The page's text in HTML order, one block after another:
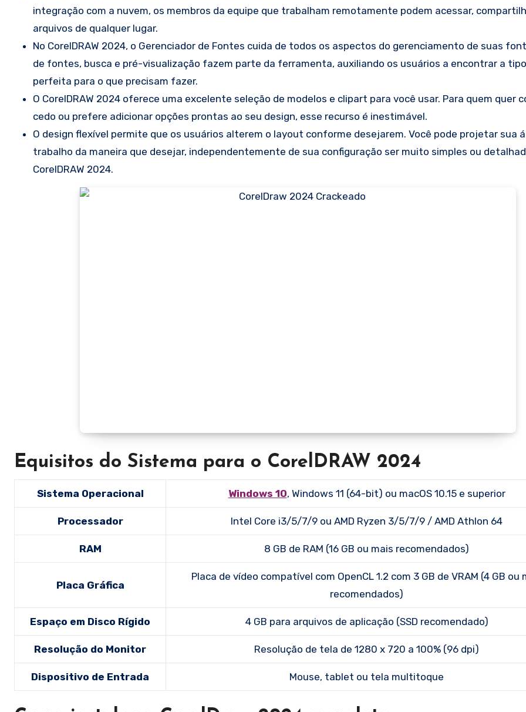
integração com a nuvem, os membros da equipe que trabalham remotamente podem acessar,
arquivos de qualquer lugar.
No CorelDRAW 2024, o Gerenciador de Fontes cuida de todos os aspectos do gerenciamento de suas
de fontes, busca e pré-visualização fazem parte da ferramenta, auxiliando os usuários a encontrar a
perfeita para o que precisam fazer.
O CorelDRAW 2024 oferece uma excelente seleção de modelos e clipart para você usar. Para quem quer
cedo ou prefere adicionar opções prontas ao seu design, esse recurso é inestimável.
O design flexível permite que os usuários alterem o layout conforme desejarem. Você pode projetar sua
trabalho da maneira que desejar, independentemente de sua configuração ser muito simples ou
CorelDRAW 2024.
Equisitos do Sistema para o CorelDRAW 2024
Sistema Operacional Windows 10, Windows 11 (64-bit) ou macOS 10.15 e superior
Processador Intel Core i3/5/7/9 ou AMD Ryzen 3/5/7/9 / AMD Athlon 64
RAM 8 GB de RAM (16 GB ou mais recomendados)
Placa Gráfica
Placa de vídeo compatível com OpenCL 1.2 com 3 GB de VRAM (4 GB ou
recomendados)
Espaço em Disco Rígido 4 GB para arquivos de aplicação (SSD recomendado)
Resolução do Monitor Resolução de tela de 1280 x 720 a 100% (96 dpi)
Dispositivo de Entrada Mouse, tablet ou tela multitoque